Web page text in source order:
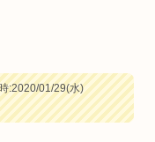
:2020/01/29(水)